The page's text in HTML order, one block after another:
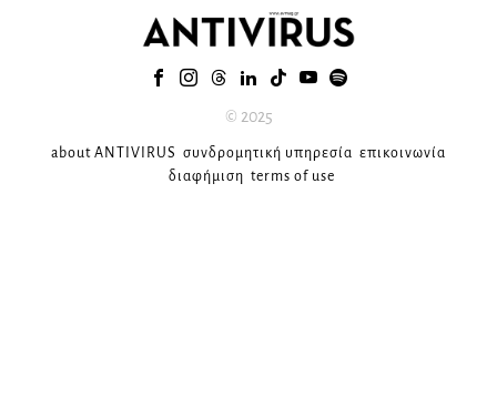
© 2025
about ANTIVIRUS συνδρομητική υπηρεσία επικοινωνία
διαφήμιση terms of use